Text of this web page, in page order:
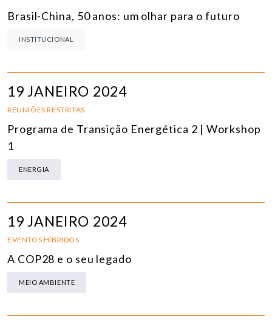
Brasil-China, 50 anos: um olhar para o futuro
INSTITUCIONAL
19 JANEIRO 2024
REUNIÕES RESTRITAS
Programa de Transição Energética 2 | Workshop
1
ENERGIA
19 JANEIRO 2024
EVENTOS HÍBRIDOS
A COP28 e o seu legado
MEIO AMBIENTE